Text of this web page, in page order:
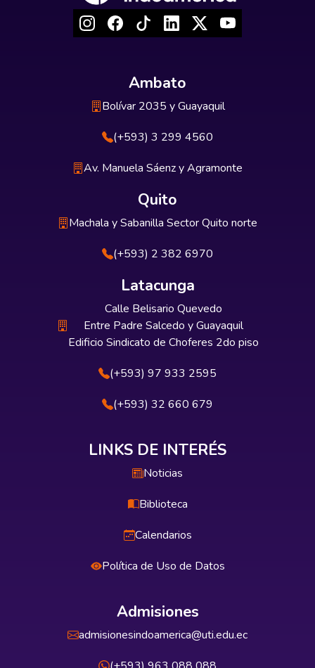
Ambato
Bolívar 2035 y Guayaquil
(+593) 3 299 4560
Av. Manuela Sáenz y Agramonte
Quito
Machala y Sabanilla Sector Quito norte
(+593) 2 382 6970
Latacunga
Calle Belisario Quevedo
Entre Padre Salcedo y Guayaquil
Edificio Sindicato de Choferes 2do piso
(+593) 97 933 2595
(+593) 32 660 679
LINKS DE INTERÉS
Noticias
Biblioteca
Calendarios
Política de Uso de Datos
Admisiones
admisionesindoamerica@uti.edu.ec